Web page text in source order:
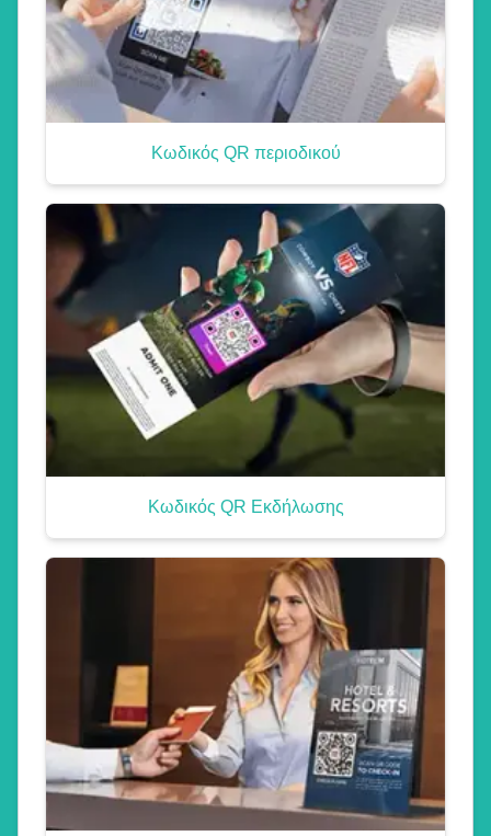
Κωδικός QR περιοδικού
Κωδικός QR Εκδήλωσης